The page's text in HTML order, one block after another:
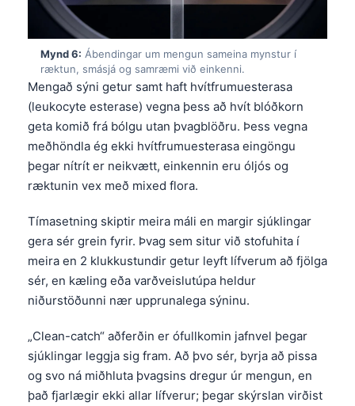
Mynd 6: Ábendingar um mengun sameina mynstur í
ræktun, smásjá og samræmi við einkenni.
Mengað sýni getur samt haft hvítfrumuesterasa
(leukocyte esterase) vegna þess að hvít blóðkorn
geta komið frá bólgu utan þvagblöðru. Þess vegna
meðhöndla ég ekki hvítfrumuesterasa eingöngu
þegar nítrít er neikvætt, einkennin eru óljós og
ræktunin vex með mixed flora.
Tímasetning skiptir meira máli en margir sjúklingar
gera sér grein fyrir. Þvag sem situr við stofuhita í
meira en 2 klukkustundir getur leyft lífverum að fjölga
sér, en kæling eða varðveislutúpa heldur
niðurstöðunni nær upprunalega sýninu.
„Clean-catch“ aðferðin er ófullkomin jafnvel þegar
sjúklingar leggja sig fram. Að þvo sér, byrja að pissa
og svo ná miðhluta þvagsins dregur úr mengun, en
það fjarlægir ekki allar lífverur; þegar skýrslan virðist
Polski
한국어
Slovenščina
Shqip
বাংলা
اردو
తెలుగు
ગુજરાતી
ಕನ್ನಡ
മലയാളം
Bahasa Melayu
Tiếng Việt